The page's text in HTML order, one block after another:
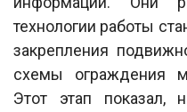
технологии работы
закрепления
схемы ограждения
Этот этап показал,